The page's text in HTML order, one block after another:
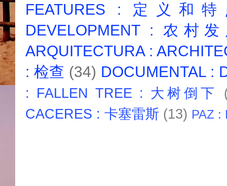
FEATURES : 定义和
DEVELOPMENT : 农村
ARQUITECTURA :
: 检查 (34) DOCUMENTAL :
: FALLEN TREE : 大树倒下
CACERES : 卡塞雷斯 (13) PAZ :